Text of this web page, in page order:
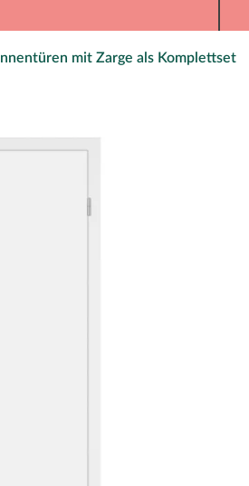
Innentüren mit Zarge als Komplettset